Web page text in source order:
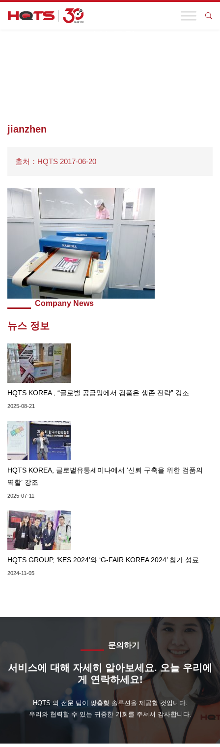
jianzhen
출처：HQTS 2017-06-20
Company News
뉴스 정보
HQTS KOREA , “글로벌 공급망에서 검품은 생존 전략” 강조
2025-08-21
HQTS KOREA, 글로벌유통세미나에서 ‘신뢰 구축을 위한 검품의
역할’ 강조
2025-07-11
HQTS GROUP, ‘KES 2024’와 ‘G-FAIR KOREA 2024’ 참가 성료
2024-11-05
문의하기
서비스에 대해 자세히 알아보세요. 오늘 우리에
게 연락하세요!
HQTS 의 전문 팀이 맞춤형 솔루션을 제공할 것입니다.
우리와 협력할 수 있는 귀중한 기회를 주셔서 감사합니다.